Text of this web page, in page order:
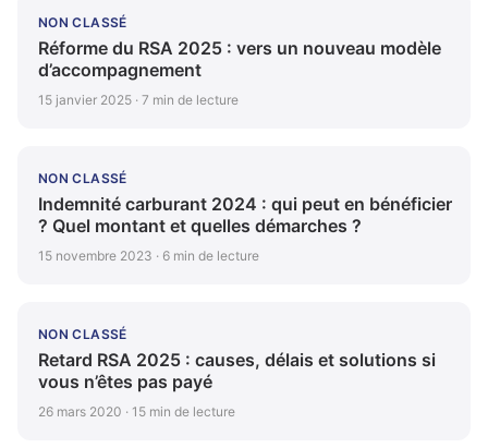
NON CLASSÉ
Réforme du RSA 2025 : vers un nouveau modèle
d’accompagnement
15 janvier 2025 · 7 min de lecture
NON CLASSÉ
Indemnité carburant 2024 : qui peut en bénéficier
? Quel montant et quelles démarches ?
15 novembre 2023 · 6 min de lecture
NON CLASSÉ
Retard RSA 2025 : causes, délais et solutions si
vous n’êtes pas payé
26 mars 2020 · 15 min de lecture